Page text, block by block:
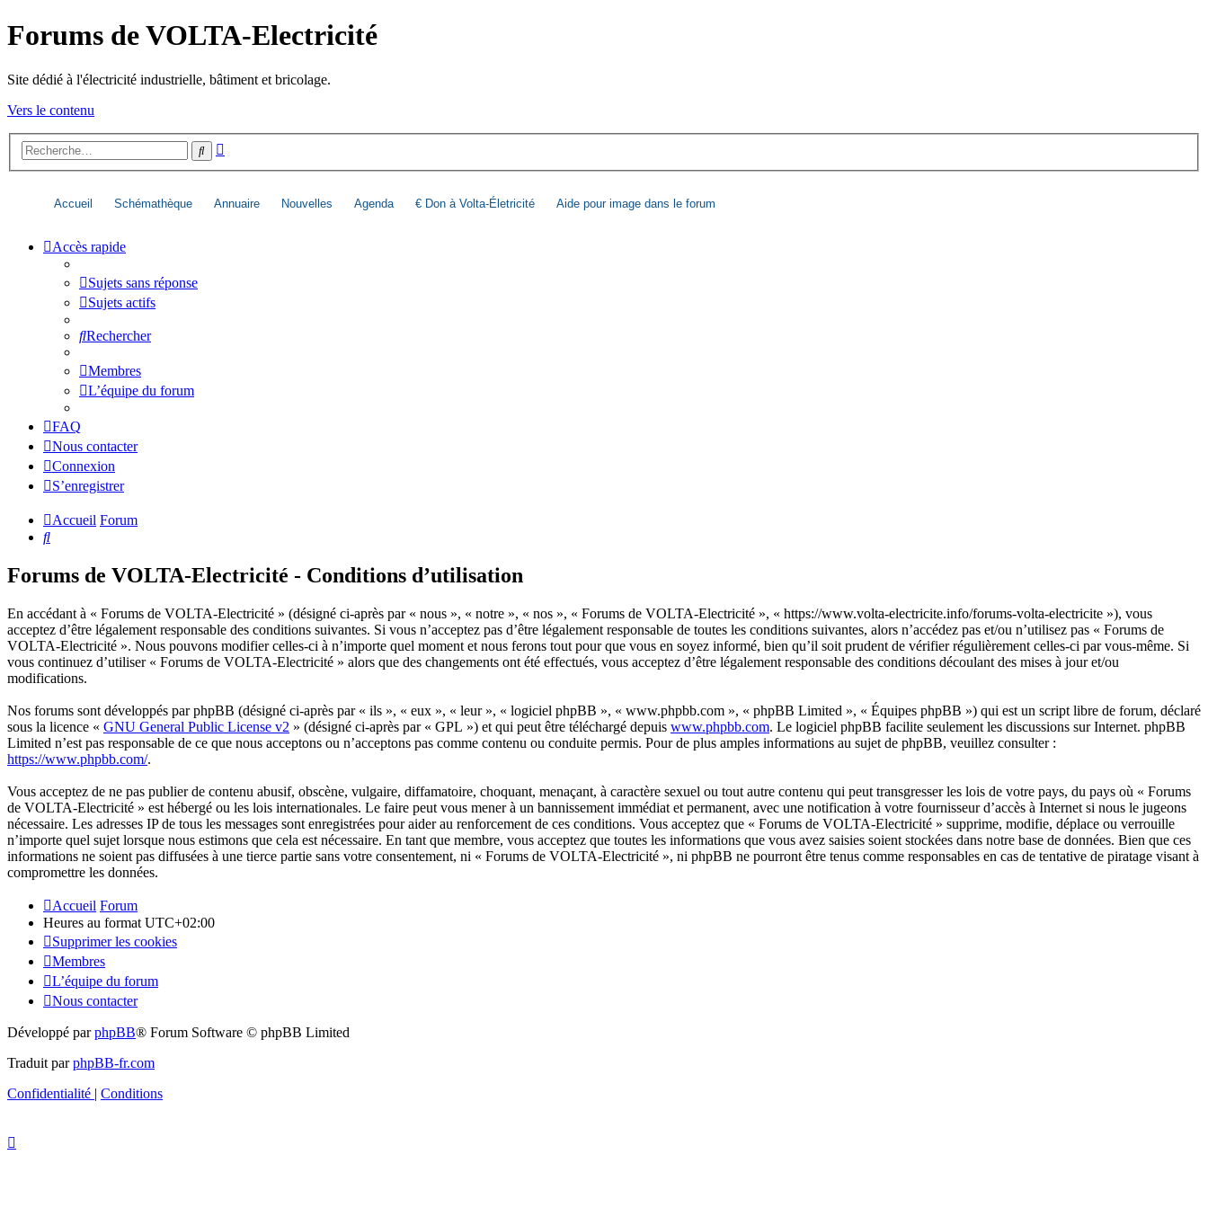
Forums de VOLTA-Electricité
Site dédié à l'électricité industrielle, bâtiment et bricolage.
Vers le contenu
Rechercher
Accueil Schémathèque Annuaire Nouvelles Agenda € Don à Volta-Életricité Aide pour image dans le forum
Accès rapide
Sujets sans réponse
Sujets actifs
Rechercher
Membres
L’équipe du forum
FAQ
Nous contacter
Connexion
S’enregistrer
Accueil Forum
Rechercher
Forums de VOLTA-Electricité - Conditions d’utilisation
En accédant à « Forums de VOLTA-Electricité » (désigné ci-après par « nous », « notre », « nos », « Forums de VOLTA-Electricité », « https://www.volta-electricite.info/forums-volta-electricite »), vous
acceptez d’être légalement responsable des conditions suivantes. Si vous n’acceptez pas d’être légalement responsable de toutes les conditions suivantes, alors n’accédez pas et/ou n’utilisez pas « Forums de
VOLTA-Electricité ». Nous pouvons modifier celles-ci à n’importe quel moment et nous ferons tout pour que vous en soyez informé, bien qu’il soit prudent de vérifier régulièrement celles-ci par vous-même. Si
vous continuez d’utiliser « Forums de VOLTA-Electricité » alors que des changements ont été effectués, vous acceptez d’être légalement responsable des conditions découlant des mises à jour et/ou
modifications.
Nos forums sont développés par phpBB (désigné ci-après par « ils », « eux », « leur », « logiciel phpBB », « www.phpbb.com », « phpBB Limited », « Équipes phpBB ») qui est un script libre de forum, déclaré
sous la licence « GNU General Public License v2 » (désigné ci-après par « GPL ») et qui peut être téléchargé depuis www.phpbb.com. Le logiciel phpBB facilite seulement les discussions sur Internet. phpBB
Limited n’est pas responsable de ce que nous acceptons ou n’acceptons pas comme contenu ou conduite permis. Pour de plus amples informations au sujet de phpBB, veuillez consulter :
https://www.phpbb.com/.
Vous acceptez de ne pas publier de contenu abusif, obscène, vulgaire, diffamatoire, choquant, menaçant, à caractère sexuel ou tout autre contenu qui peut transgresser les lois de votre pays, du pays où « Forums
de VOLTA-Electricité » est hébergé ou les lois internationales. Le faire peut vous mener à un bannissement immédiat et permanent, avec une notification à votre fournisseur d’accès à Internet si nous le jugeons
nécessaire. Les adresses IP de tous les messages sont enregistrées pour aider au renforcement de ces conditions. Vous acceptez que « Forums de VOLTA-Electricité » supprime, modifie, déplace ou verrouille
n’importe quel sujet lorsque nous estimons que cela est nécessaire. En tant que membre, vous acceptez que toutes les informations que vous avez saisies soient stockées dans notre base de données. Bien que ces
informations ne soient pas diffusées à une tierce partie sans votre consentement, ni « Forums de VOLTA-Electricité », ni phpBB ne pourront être tenus comme responsables en cas de tentative de piratage visant à
compromettre les données.
Accueil Forum
Heures au format UTC+02:00
Supprimer les cookies
Membres
L’équipe du forum
Nous contacter
Développé parphpBB® Forum Software © phpBB Limited
Traduit parphpBB-fr.com
Confidentialité | Conditions